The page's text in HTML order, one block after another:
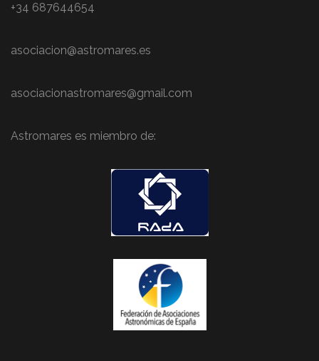
+34 687644654
asociacion@astromares.es
asociacionastromares@gmail.com
Astromares es miembro de: